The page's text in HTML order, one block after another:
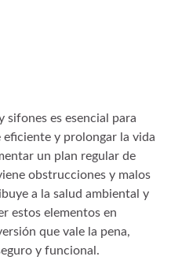
sifones es esencial para
eficiente y prolongar la vida
un plan regular de
obstrucciones y malos
a la salud ambiental y
estos elementos en
que vale la pena,
y funcional.